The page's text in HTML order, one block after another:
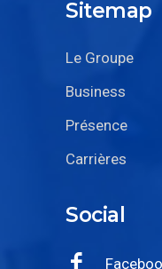
Le Groupe
Social
Facebook
Youtube